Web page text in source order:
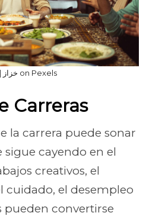
khezez | خزاز on Pexels
Carreras
la carrera puede sonar
sigue cayendo en el
creativos, el
cuidado, el desempleo
pueden convertirse